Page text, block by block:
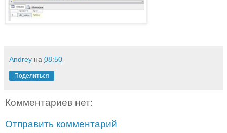
Andrey на 08:50
Поделиться
Комментариев нет:
Отправить комментарий